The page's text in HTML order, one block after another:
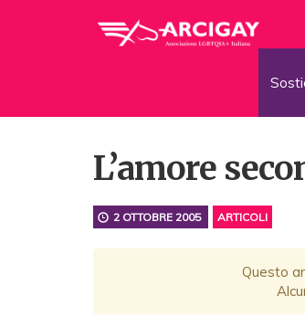
L’amore
2 OTTOBRE 2005 ARTICOLI
Questo